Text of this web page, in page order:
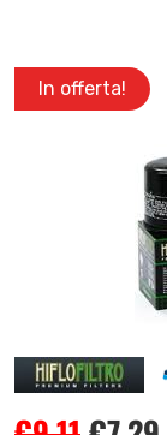
In offerta!